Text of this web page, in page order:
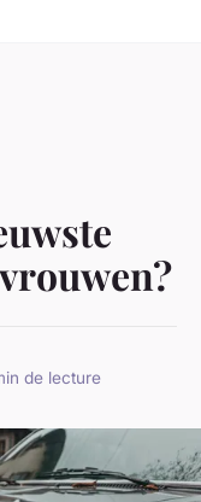
de lecture